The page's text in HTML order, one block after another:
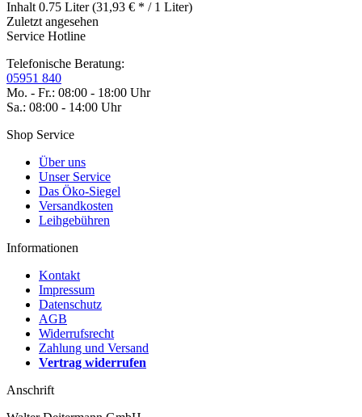
Inhalt 0.75 Liter(31,93 € * / 1 Liter)
Zuletzt angesehen
Service Hotline
Telefonische Beratung:
05951 840
Mo. - Fr.: 08:00 - 18:00 Uhr
Sa.: 08:00 - 14:00 Uhr
Shop Service
Über uns
Unser Service
Das Öko-Siegel
Versandkosten
Leihgebühren
Informationen
Kontakt
Impressum
Datenschutz
AGB
Widerrufsrecht
Zahlung und Versand
Vertrag widerrufen
Anschrift